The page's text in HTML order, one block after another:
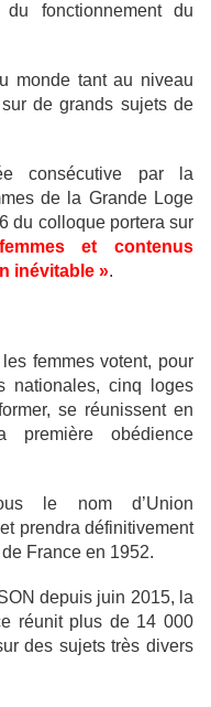
fonctionnement du
monde tant au niveau
de grands sujets de
consécutive par la
de la Grande Loge
du colloque portera sur
et contenus
inévitable ».
femmes votent, pour
nationales, cinq loges
se réunissent en
première obédience
le nom d’Union
prendra définitivement
France en 1952.
depuis juin 2015, la
réunit plus de 14 000
des sujets très divers